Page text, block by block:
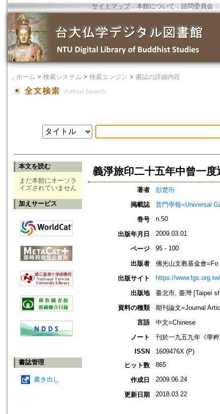
サイトマップ．本館について ． 諮問委員会 ．
． ホーム > 検索システム > 検索エンジン > 書誌の詳細内容
本文を読む
まだ本館にオーソラ
イズされていません
加えサービス
書誌管理
書き出し
義淨旅印二十五年中曾一度
著者
彭楚珩
掲載誌
普門學報=Universal
巻号
n.50
出版年月日 2009.03.01
ページ 95 - 100
出版者
佛光山文教基金會
出版サイト
https://www.fgs.org.tw/
出版地
臺北市, 臺灣 [Taipei
資料の種類
期刊論文=Journal
言語
中文=Chinese
ノート
刊於一九五九年《學
ISSN
1609476X (P)
ヒット数
865
作成日 2009.06.24
更新日期 2018.03.22